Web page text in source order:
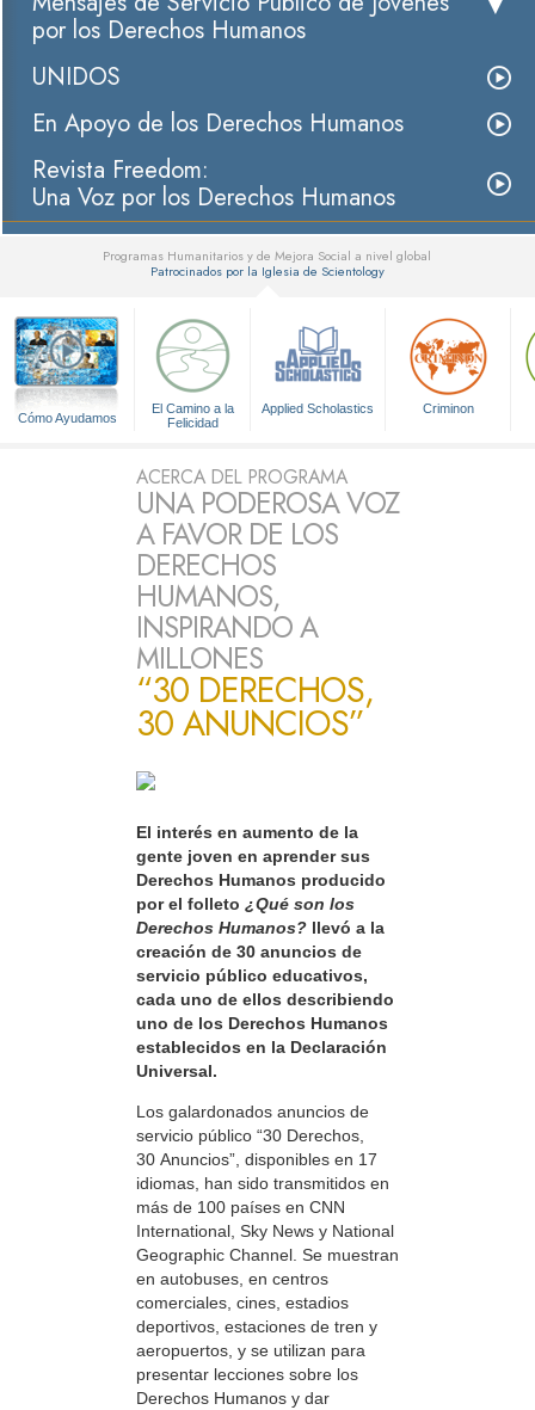
por los Derechos Humanos
UNIDOS
En Apoyo de los Derechos Humanos
Revista Freedom:
Una Voz por los Derechos Humanos
Programas Humanitarios y de Mejora Social a nivel global
Patrocinados por la Iglesia de Scientology
Cómo Ayudamos
El Camino a la
Felicidad
Applied Scholastics Criminon
ACERCA DEL PROGRAMA
UNA PODEROSA VOZ
A FAVOR DE LOS
DERECHOS
HUMANOS,
INSPIRANDO A
MILLONES
“30 DERECHOS,
30 ANUNCIOS”
El interés en aumento de la
gente joven en aprender sus
Derechos Humanos producido
por el folleto ¿Qué son los
Derechos Humanos? llevó a la
creación de 30 anuncios de
servicio público educativos,
cada uno de ellos describiendo
uno de los Derechos Humanos
establecidos en la Declaración
Universal.
Los galardonados anuncios de
servicio público “30 Derechos,
30 Anuncios”, disponibles en 17
idiomas, han sido transmitidos en
más de 100 países en CNN
International, Sky News y National
Geographic Channel. Se muestran
en autobuses, en centros
comerciales, cines, estadios
deportivos, estaciones de tren y
aeropuertos, y se utilizan para
presentar lecciones sobre los
Derechos Humanos y dar